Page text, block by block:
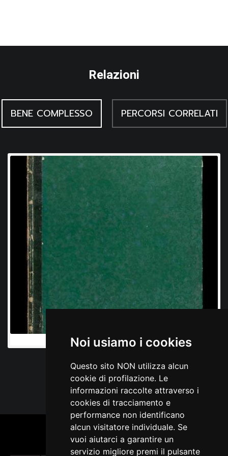
Noi usiamo i cookies
Questo sito NON utilizza alcun
cookie di profilazione. Le
informazioni raccolte attraverso i
cookies di tracciamento e
performance non identificano
alcun visitatore individuale. Se
vuoi aiutarci a garantire un
servizio migliore premi il pulsante
Relazioni
BENE COMPLESSO PERCORSI CORRELATI